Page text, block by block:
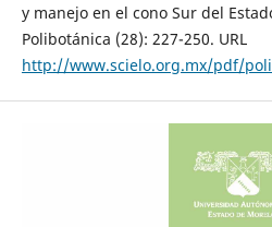
y manejo en el cono Sur del
Polibotánica (28): 227-250. URL
http://www.scielo.org.mx/pdf/